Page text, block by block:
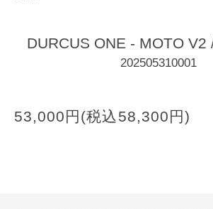
DURCUS ONE - MOTO V2
202505310001
53,000円(税込58,300円)